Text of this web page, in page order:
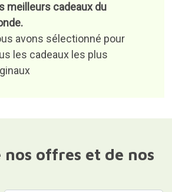
meilleurs cadeaux du
avons sélectionné pour
les cadeaux les plus
offres et de nos